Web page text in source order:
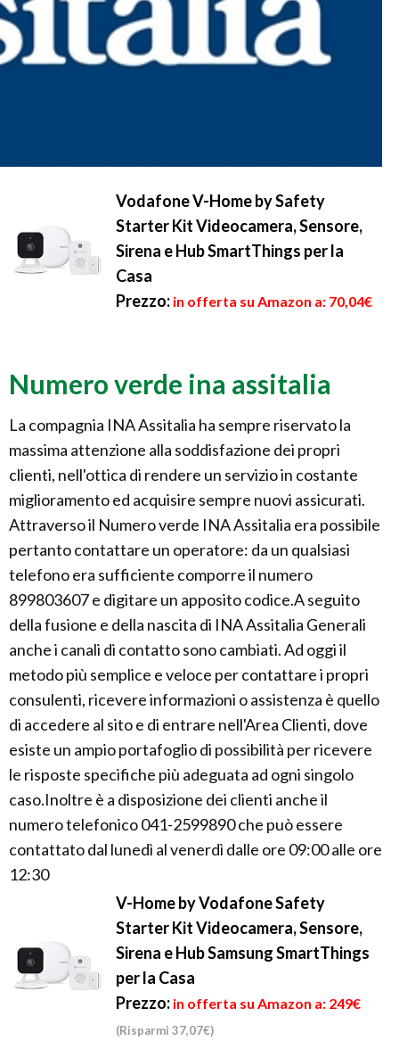
Vodafone V-Home by Safety
Starter Kit Videocamera, Sensore,
Sirena e Hub SmartThings per la
Casa
Prezzo: in offerta su Amazon a: 70,04€
Numero verde ina assitalia
La compagnia INA Assitalia ha sempre riservato la
massima attenzione alla soddisfazione dei propri
clienti, nell'ottica di rendere un servizio in costante
miglioramento ed acquisire sempre nuovi assicurati.
Attraverso il Numero verde INA Assitalia era possibile
pertanto contattare un operatore: da un qualsiasi
telefono era sufficiente comporre il numero
899803607 e digitare un apposito codice.A seguito
della fusione e della nascita di INA Assitalia Generali
anche i canali di contatto sono cambiati. Ad oggi il
metodo più semplice e veloce per contattare i propri
consulenti, ricevere informazioni o assistenza è quello
di accedere al sito e di entrare nell'Area Clienti, dove
esiste un ampio portafoglio di possibilità per ricevere
le risposte specifiche più adeguata ad ogni singolo
caso.Inoltre è a disposizione dei clienti anche il
numero telefonico 041-2599890 che può essere
contattato dal lunedì al venerdì dalle ore 09:00 alle ore
12:30
V-Home by Vodafone Safety
Starter Kit Videocamera, Sensore,
Sirena e Hub Samsung SmartThings
per la Casa
Prezzo: in offerta su Amazon a: 249€
(Risparmi 37,07€)